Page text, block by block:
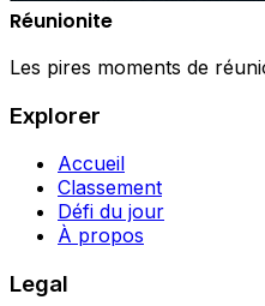
Réunionite
Les pires moments de
Explorer
Accueil
Classement
Défi du jour
À propos
Legal